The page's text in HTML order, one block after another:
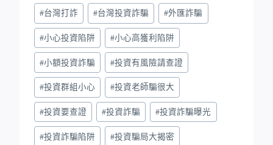
#台灣打詐 #台灣投資詐騙 #外匯詐騙
#小心投資陷阱 #小心高獲利陷阱
#小額投資詐騙 #投資有風險請查證
#投資群組小心 #投資老師騙很大
#投資要查證 #投資詐騙 #投資詐騙曝光
#投資詐騙陷阱 #投資騙局大揭密